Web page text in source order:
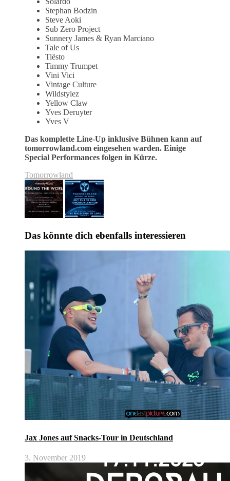
Stephan Bodzin
Steve Aoki
Sub Zero Project
Sunnery James & Ryan Marciano
Tale of Us
Tiësto
Timmy Trumpet
Vini Vici
Vintage Culture
Wildstylez
Yellow Claw
Yves Deruyter
Yves V
Das komplette Line-Up inklusive Bühnen kann auf
tomorrowland.com eingesehen warden. Einige
Special Performances folgen in Kürze.
Tomorrowland
Das könnte dich ebenfalls interessieren
Jax Jones auf Snacks-Tour in Deutschland
3. November 2019